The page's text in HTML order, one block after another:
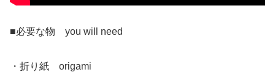
■必要な物 you will need
・折り紙 origami